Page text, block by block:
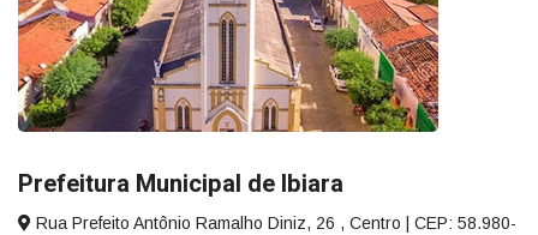
Prefeitura Municipal de Ibiara
Rua Prefeito Antônio Ramalho Diniz, 26 , Centro | CEP: 58.980-